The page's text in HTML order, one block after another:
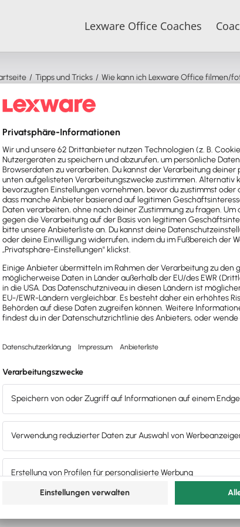
Lexware Office Coaches
Tipps und Tricks Wie kann ich Lexware Office filmen/
zweiten Account zur Verfügung. Den
fremde Daten unkenntlich machen zu